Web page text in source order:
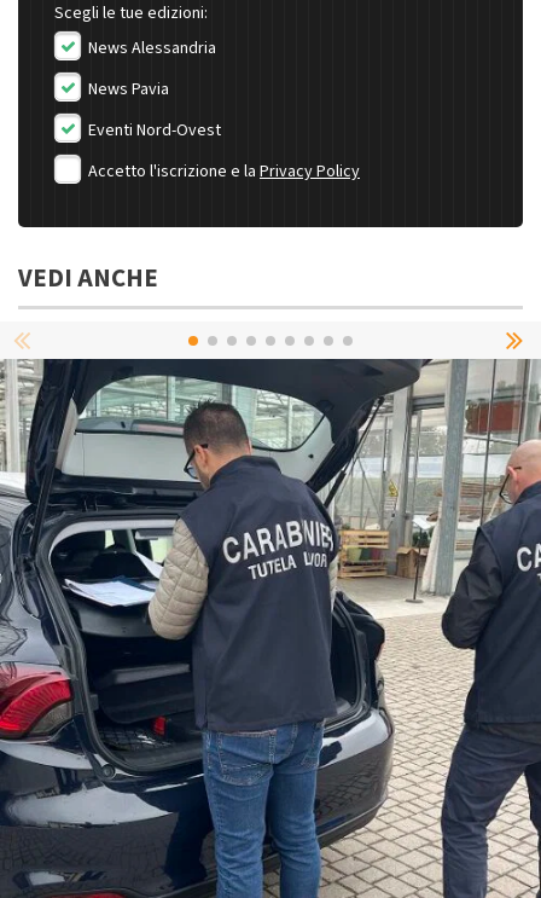
Scegli le tue edizioni:
News Alessandria
News Pavia
Eventi Nord-Ovest
Accetto l'iscrizione e la Privacy Policy
VEDI ANCHE